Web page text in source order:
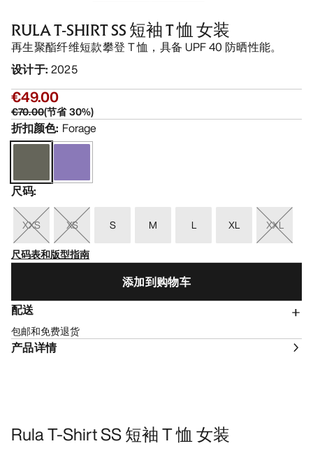
RULA T-SHIRT SS 短袖 T 恤 女装
再生聚酯纤维短款攀登 T 恤，具备 UPF 40 防晒性能。
设计于: 2025
€49.00
€70.00(节省30%)
折扣颜色: Forage
尺码:
XXS XS S M L XL
XXL
尺码表和版型指南
添加到购物车
配送
包邮和免费退货
产品详情
Rula T-Shirt SS 短袖 T 恤 女装